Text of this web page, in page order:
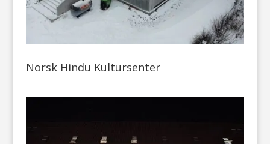
Norsk Hindu Kultursenter